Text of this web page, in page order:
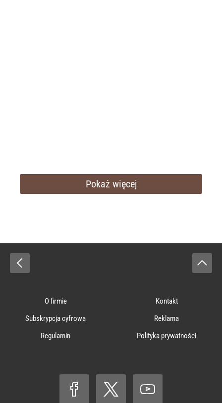
Pokaż więcej
O firmie
Kontakt
Subskrypcja cyfrowa
Reklama
Regulamin
Polityka prywatności